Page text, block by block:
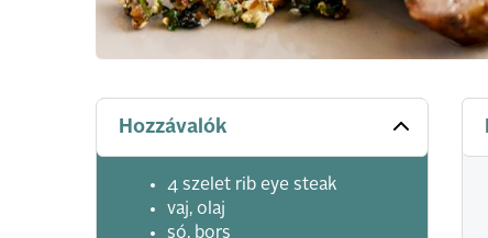
Hozzávalók
4 szelet rib eye steak
vaj, olaj
só, bors